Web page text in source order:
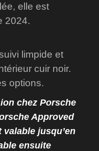
elle est
2024.
limpide et
cuir noir.
options.
chez Porsche
Approved
valable jusqu’en
ensuite